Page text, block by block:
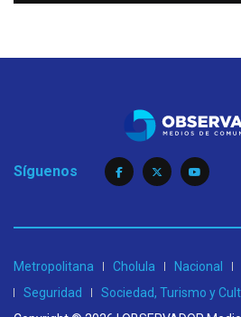
Síguenos
Metropolitana Cholula Nacional
Seguridad
Sociedad, Turismo y